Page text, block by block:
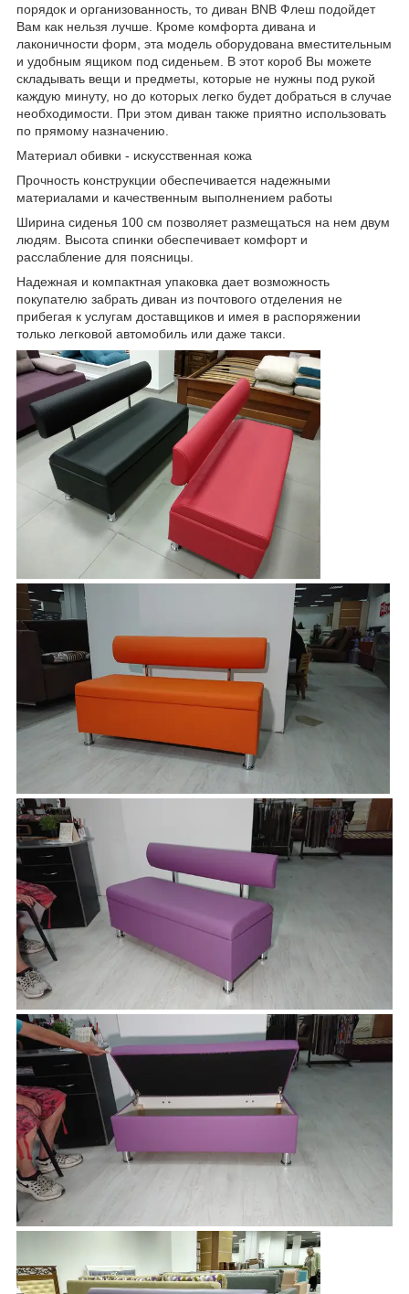
порядок и организованность, то диван BNB Флеш подойдет
Вам как нельзя лучше. Кроме комфорта дивана и
лаконичности форм, эта модель оборудована вместительным
и удобным ящиком под сиденьем. В этот короб Вы можете
складывать вещи и предметы, которые не нужны под рукой
каждую минуту, но до которых легко будет добраться в случае
необходимости. При этом диван также приятно использовать
по прямому назначению.
Материал обивки - искусственная кожа
Прочность конструкции обеспечивается надежными
материалами и качественным выполнением работы
Ширина сиденья 100 см позволяет размещаться на нем двум
людям. Высота спинки обеспечивает комфорт и
расслабление для поясницы.
Надежная и компактная упаковка дает возможность
покупателю забрать диван из почтового отделения не
прибегая к услугам доставщиков и имея в распоряжении
только легковой автомобиль или даже такси.